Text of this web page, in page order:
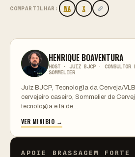
COMPARTILHAR: WA X
HENRIQUE BOAVENTURA
HOST · JUIZ BJCP · CONSULTOR
SOMMELIER
Juiz BJCP, Tecnologia da Cerveja/
cervejeiro caseiro, Sommelier de
tecnologia e fã de…
VER MINIBIO →
APOIE BRASSAGEM FORTE